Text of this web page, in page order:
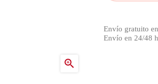

Envío gratuito
Envío en 24/48